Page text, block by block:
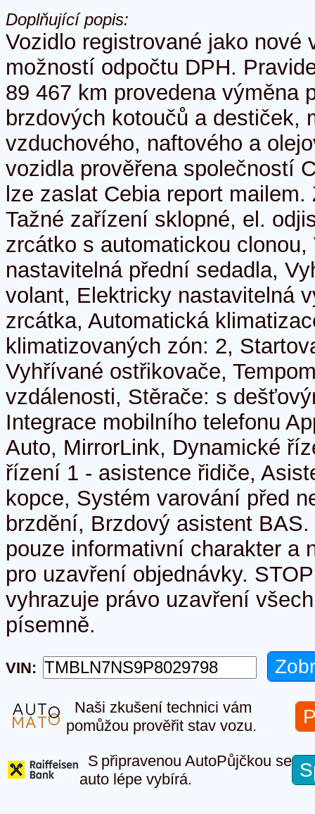
Doplňující popis:
Vozidlo registrované jako nové
možností odpočtu DPH.
89 467 km provedena výměna
brzdových kotoučů a destiček,
vzduchového, naftového a
vozidla prověřena společností
lze zaslat Cebia report
Tažné zařízení sklopné, el.
zrcátko s automatickou
nastavitelná přední sedadla,
volant, Elektricky nastavitelná
zrcátka, Automatická
klimatizovaných zón: 2,
Vyhřívané ostřikovače,
vzdálenosti, Stěrače: s
Integrace mobilního telefonu
Auto, MirrorLink, Dynamické
řízení 1 - asistence řidiče,
kopce, Systém varování před
brzdění, Brzdový asistent
pouze informativní charakter a
pro uzavření objednávky.
vyhrazuje právo uzavření
písemně.
VIN:
Naši zkušení technici vám
pomůžou prověřit stav vozu.
S připravenou AutoPůjčkou se
auto lépe vybírá.